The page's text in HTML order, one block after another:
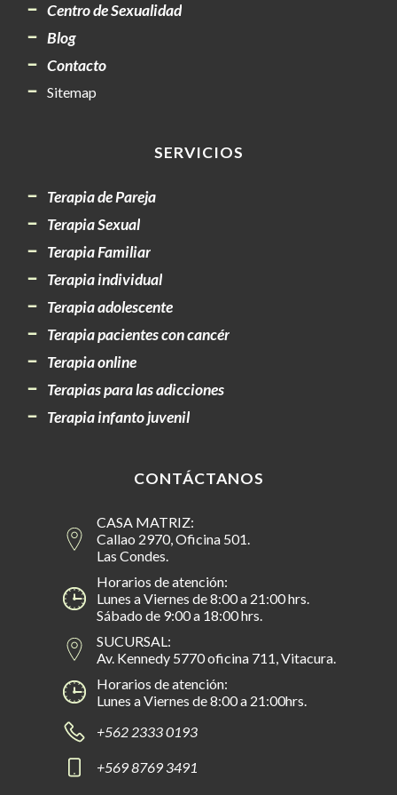
Centro de Sexualidad
Blog
Contacto
Sitemap
SERVICIOS
Terapia de Pareja
Terapia Sexual
Terapia Familiar
Terapia individual
Terapia adolescente
Terapia pacientes con cancér
Terapia online
Terapias para las adicciones
Terapia infanto juvenil
CONTÁCTANOS
CASA MATRIZ:
Callao 2970, Oficina 501.
Las Condes.
Horarios de atención:
Lunes a Viernes de 8:00 a 21:00 hrs.
Sábado de 9:00 a 18:00 hrs.
SUCURSAL:
Av. Kennedy 5770 oficina 711, Vitacura.
Horarios de atención:
Lunes a Viernes de 8:00 a 21:00hrs.
+562 2333 0193
+569 8769 3491